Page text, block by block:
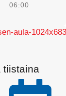
06:00
tiistaina